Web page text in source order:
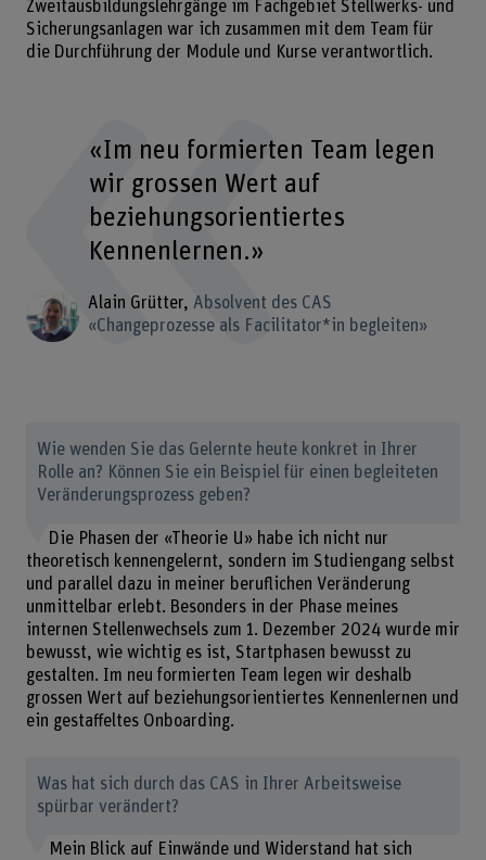
Zweitausbildungslehrgänge im Fachgebiet Stellwerks- und
Sicherungsanlagen war ich zusammen mit dem Team für
die Durchführung der Module und Kurse verantwortlich.
«Im neu formierten Team legen
wir grossen Wert auf
beziehungsorientiertes
Kennenlernen.»
Alain Grütter
Absolvent des CAS
«Changeprozesse als Facilitator*in begleiten»
Wie wenden Sie das Gelernte heute konkret in Ihrer
Rolle an? Können Sie ein Beispiel für einen begleiteten
Veränderungsprozess geben?
Die Phasen der «Theorie U» habe ich nicht nur
theoretisch kennengelernt, sondern im Studiengang selbst
und parallel dazu in meiner beruflichen Veränderung
unmittelbar erlebt. Besonders in der Phase meines
internen Stellenwechsels zum 1. Dezember 2024 wurde mir
bewusst, wie wichtig es ist, Startphasen bewusst zu
gestalten. Im neu formierten Team legen wir deshalb
grossen Wert auf beziehungsorientiertes Kennenlernen und
ein gestaffeltes Onboarding.
Was hat sich durch das CAS in Ihrer Arbeitsweise
spürbar verändert?
Mein Blick auf Einwände und Widerstand hat sich